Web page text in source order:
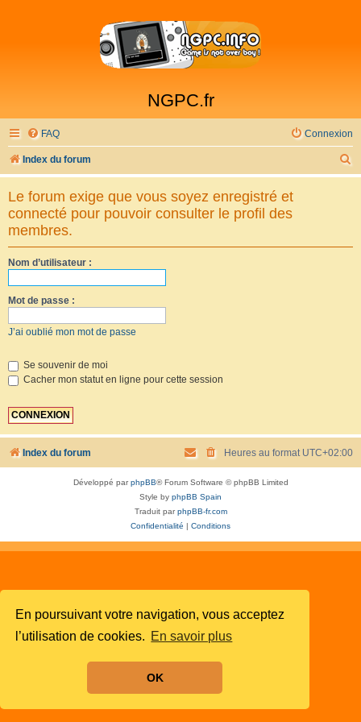
En poursuivant votre navigation, vous acceptez
l’utilisation de cookies. En savoir plus
OK
NGPC.fr
FAQ Connexion
Index du forum
e
Le forum exige que vous soyez enregistré et
connecté pour pouvoir consulter le profil des
membres.
Nom d’utilisateur :
Mot de passe :
J’ai oublié mon mot de passe
Se souvenir de moi
Cacher mon statut en ligne pour cette session
Index du forum Heures au format UTC+02:00
Développé parphpBB® Forum Software © phpBB Limited
Style by phpBB Spain
Traduit parphpBB-fr.com
Confidentialité
Conditions